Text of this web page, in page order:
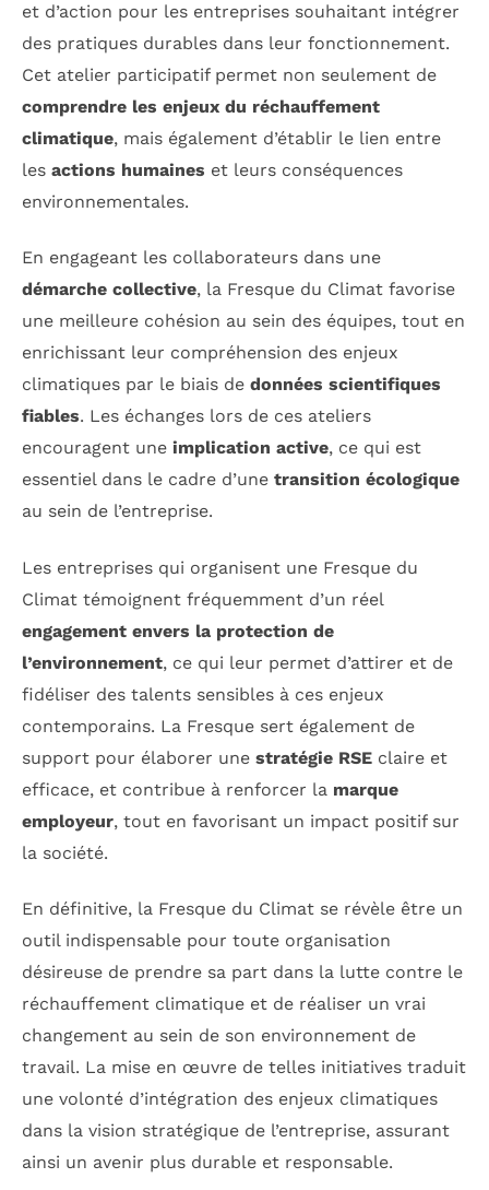
et d’action pour les entreprises souhaitant intégrer
des pratiques durables dans leur fonctionnement.
Cet atelier participatif permet non seulement de
comprendre les enjeux du réchauffement
climatique, mais également d’établir le lien entre
les actions humaines et leurs conséquences
environnementales.
En engageant les collaborateurs dans une
démarche collective, la Fresque du Climat favorise
une meilleure cohésion au sein des équipes, tout en
enrichissant leur compréhension des enjeux
climatiques par le biais de données scientifiques
fiables. Les échanges lors de ces ateliers
encouragent une implication active, ce qui est
essentiel dans le cadre d’une transition écologique
au sein de l’entreprise.
Les entreprises qui organisent une Fresque du
Climat témoignent fréquemment d’un réel
engagement envers la protection de
l’environnement, ce qui leur permet d’attirer et de
fidéliser des talents sensibles à ces enjeux
contemporains. La Fresque sert également de
support pour élaborer une stratégie RSE claire et
efficace, et contribue à renforcer la marque
employeur, tout en favorisant un impact positif sur
la société.
En définitive, la Fresque du Climat se révèle être un
outil indispensable pour toute organisation
désireuse de prendre sa part dans la lutte contre le
réchauffement climatique et de réaliser un vrai
changement au sein de son environnement de
travail. La mise en œuvre de telles initiatives traduit
une volonté d’intégration des enjeux climatiques
dans la vision stratégique de l’entreprise, assurant
ainsi un avenir plus durable et responsable.